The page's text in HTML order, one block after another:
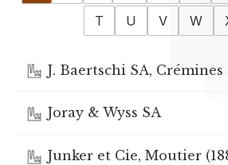
T
U V W
J. Baertschi SA, Crémines
Joray & Wyss SA
Junker et Cie, Moutier